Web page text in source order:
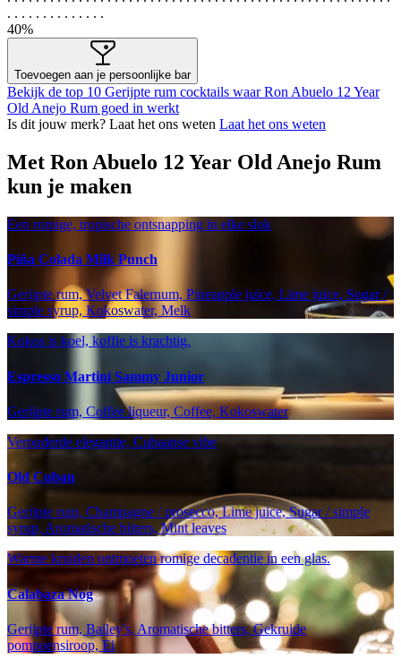
. . . . . . . . . . . . . .
40%
Toevoegen aan je persoonlijke bar
Bekijk de top 10 Gerijpte rum cocktails waar Ron Abuelo 12 Year
Old Anejo Rum goed in werkt
Is dit jouw merk? Laat het ons weten Laat het ons weten
Met Ron Abuelo 12 Year Old Anejo Rum
kun je maken
Een romige, tropische ontsnapping in elke slok
Piña Colada Milk Punch
Gerijpte rum, Velvet Falernum, Pineapple juice, Lime juice, Sugar /
simple syrup, Kokoswater, Melk
Kokos is koel, koffie is krachtig.
Espresso Martini Sammy Junior
Gerijpte rum, Coffee liqueur, Coffee, Kokoswater
Verouderde elegantie, Cubaanse vibe
Old Cuban
Gerijpte rum, Champagne / prosecco, Lime juice, Sugar / simple
syrup, Aromatische bitters, Mint leaves
Warme kruiden ontmoeten romige decadentie in een glas.
Calabaza Nog
Gerijpte rum, Bailey's, Aromatische bitters, Gekruide
pompoensiroop, Ei